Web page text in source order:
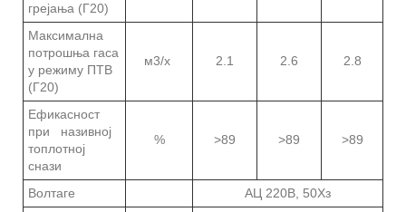
грејања (Г20)
Максимална
потрошња гаса
у режиму ПТВ
(Г20)
м3/х 2.1 2.6 2.8
Ефикасност
при називној
топлотној
снази
% >89 >89 >89
Волтаге
АЦ 220В, 50Хз